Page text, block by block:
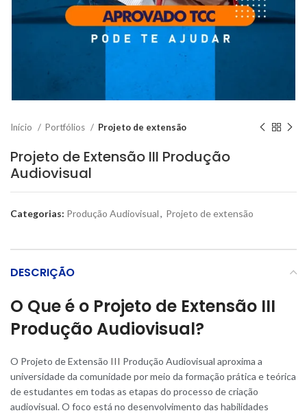
Início Portfólios Projeto de extensão
Projeto de Extensão III Produção
Audiovisual
Categorias: Produção Audiovisual, Projeto de extensão
DESCRIÇÃO
O Que é o Projeto de Extensão III
Produção Audiovisual?
O Projeto de Extensão III Produção Audiovisual aproxima a
universidade da comunidade por meio da formação prática e teórica
de estudantes em todas as etapas do processo de criação
audiovisual. O foco está no desenvolvimento das habilidades